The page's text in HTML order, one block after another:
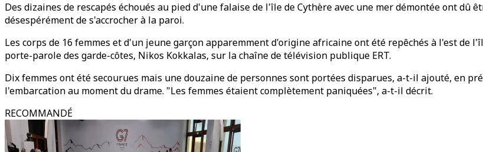
Des dizaines de rescapés échoués au pied d'une falaise de l'île de Cythère avec une mer démontée ont
désespérément de s'accrocher à la paroi.
Les corps de 16 femmes et d'un jeune garçon apparemment d'origine africaine ont été repêchés à l'est de
porte-parole des garde-côtes, Nikos Kokkalas, sur la chaîne de télévision publique ERT.
Dix femmes ont été secourues mais une douzaine de personnes sont portées disparues, a-t-il ajouté, en
l'embarcation au moment du drame. "Les femmes étaient complètement paniquées", a-t-il décrit.
RECOMMANDÉ